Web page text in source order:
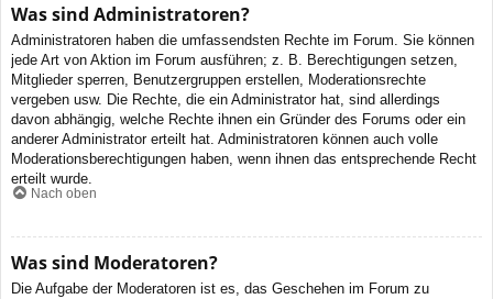
Was sind Administratoren?
Administratoren haben die umfassendsten Rechte im Forum. Sie können
jede Art von Aktion im Forum ausführen; z. B. Berechtigungen setzen,
Mitglieder sperren, Benutzergruppen erstellen, Moderationsrechte
vergeben usw. Die Rechte, die ein Administrator hat, sind allerdings
davon abhängig, welche Rechte ihnen ein Gründer des Forums oder ein
anderer Administrator erteilt hat. Administratoren können auch volle
Moderationsberechtigungen haben, wenn ihnen das entsprechende Recht
erteilt wurde.
Nach oben
Was sind Moderatoren?
Die Aufgabe der Moderatoren ist es, das Geschehen im Forum zu